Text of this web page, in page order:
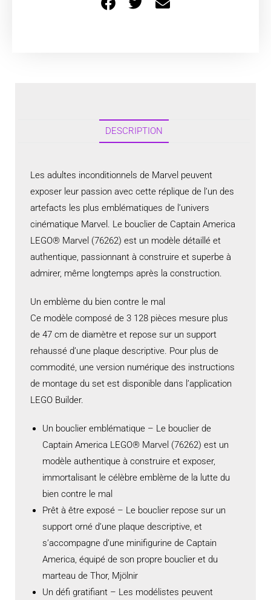
DESCRIPTION
Les adultes inconditionnels de Marvel peuvent
exposer leur passion avec cette réplique de l’un des
artefacts les plus emblématiques de l’univers
cinématique Marvel. Le bouclier de Captain America
LEGO® Marvel (76262) est un modèle détaillé et
authentique, passionnant à construire et superbe à
admirer, même longtemps après la construction.
Un emblème du bien contre le mal
Ce modèle composé de 3 128 pièces mesure plus
de 47 cm de diamètre et repose sur un support
rehaussé d’une plaque descriptive. Pour plus de
commodité, une version numérique des instructions
de montage du set est disponible dans l’application
LEGO Builder.
Un bouclier emblématique – Le bouclier de
Captain America LEGO® Marvel (76262) est un
modèle authentique à construire et exposer,
immortalisant le célèbre emblème de la lutte du
bien contre le mal
Prêt à être exposé – Le bouclier repose sur un
support orné d’une plaque descriptive, et
s’accompagne d’une minifigurine de Captain
America, équipé de son propre bouclier et du
marteau de Thor, Mjölnir
Un défi gratifiant – Les modélistes peuvent